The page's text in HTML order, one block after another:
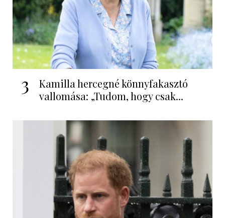
3
Kamilla hercegné könnyfakasztó
vallomása: „Tudom, hogy csak...